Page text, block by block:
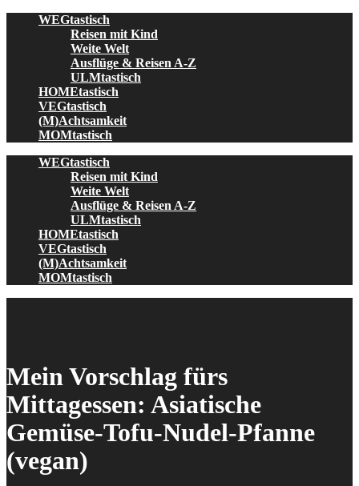
WEGtastisch
Reisen mit Kind
Weite Welt
Ausflüge & Reisen A-Z
ULMtastisch
HOMEtastisch
VEGtastisch
(M)Achtsamkeit
MOMtastisch
WEGtastisch
Reisen mit Kind
Weite Welt
Ausflüge & Reisen A-Z
ULMtastisch
HOMEtastisch
VEGtastisch
(M)Achtsamkeit
MOMtastisch
Mein Vorschlag fürs
Mittagessen: Asiatische
Gemüse-Tofu-Nudel-Pfanne
(vegan)